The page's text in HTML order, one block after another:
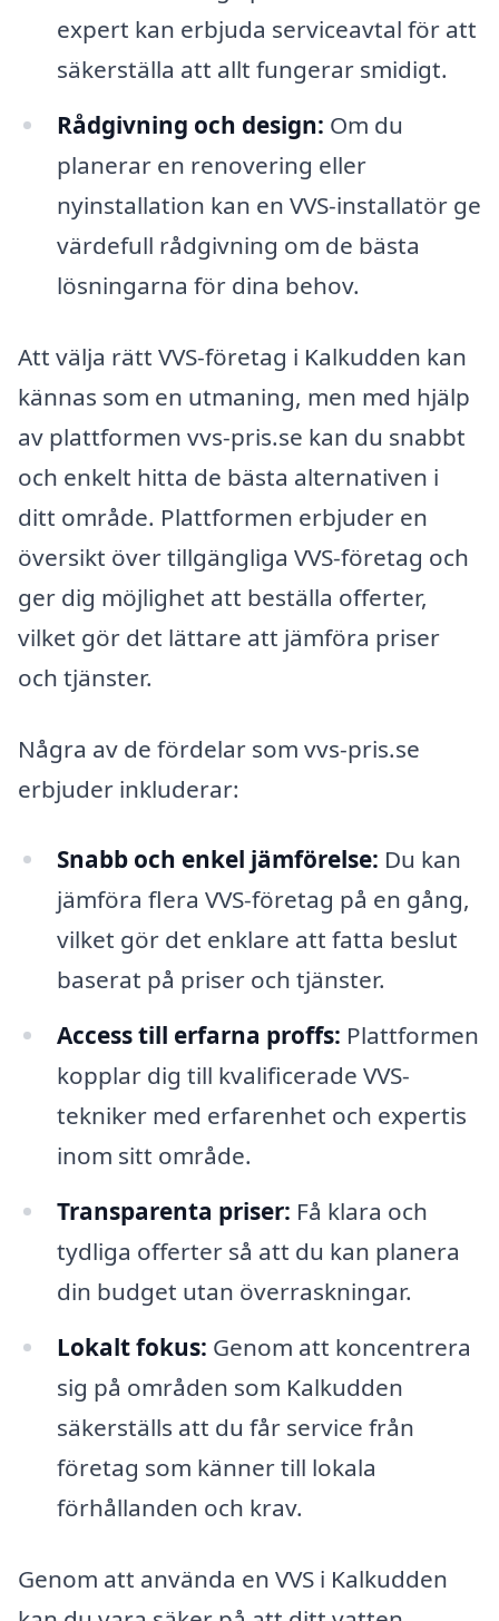
expert kan erbjuda serviceavtal för att
säkerställa att allt fungerar smidigt.
Rådgivning och design: Om du
planerar en renovering eller
nyinstallation kan en VVS-installatör ge
värdefull rådgivning om de bästa
lösningarna för dina behov.
Att välja rätt VVS-företag i Kalkudden kan
kännas som en utmaning, men med hjälp
av plattformen vvs-pris.se kan du snabbt
och enkelt hitta de bästa alternativen i
ditt område. Plattformen erbjuder en
översikt över tillgängliga VVS-företag och
ger dig möjlighet att beställa offerter,
vilket gör det lättare att jämföra priser
och tjänster.
Några av de fördelar som vvs-pris.se
erbjuder inkluderar:
Snabb och enkel jämförelse: Du kan
jämföra flera VVS-företag på en gång,
vilket gör det enklare att fatta beslut
baserat på priser och tjänster.
Access till erfarna proffs: Plattformen
kopplar dig till kvalificerade VVS-
tekniker med erfarenhet och expertis
inom sitt område.
Transparenta priser: Få klara och
tydliga offerter så att du kan planera
din budget utan överraskningar.
Lokalt fokus: Genom att koncentrera
sig på områden som Kalkudden
säkerställs att du får service från
företag som känner till lokala
förhållanden och krav.
Genom att använda en VVS i Kalkudden